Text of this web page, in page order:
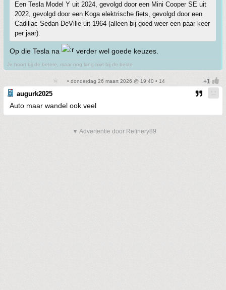
Een Tesla Model Y uit 2024, gevolgd door een Mini Cooper SE uit
2022, gevolgd door een Koga elektrische fiets, gevolgd door een
Cadillac Sedan DeVille uit 1964 (alleen bij goed weer een paar keer
per jaar).
Op die Tesla na verder wel goede keuzes.
Je hoort bij de betere, maar nog lang niet bij de beste
• donderdag 26 maart 2026 @ 19:40 • 14
augurk2025
Auto maar wandel ook veel
▼ Advertentie door Refinery89